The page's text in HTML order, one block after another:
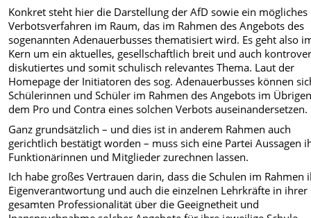
Konkret steht hier die Darstellung der AfD sowie ein mögliches
Verbotsverfahren im Raum, das im Rahmen des Angebots des
sogenannten Adenauerbusses thematisiert wird. Es geht also
Kern um ein aktuelles, gesellschaftlich breit und auch
diskutiertes und somit schulisch relevantes Thema. Laut der
Homepage der Initiatoren des sog. Adenauerbusses können
Schülerinnen und Schüler im Rahmen des Angebots im
dem Pro und Contra eines solchen Verbots auseinandersetzen.
Ganz grundsätzlich – und dies ist in anderem Rahmen auch
gerichtlich bestätigt worden – muss sich eine Partei Aussagen
Funktionärinnen und Mitglieder zurechnen lassen.
Ich habe großes Vertrauen darin, dass die Schulen im Rahmen
Eigenverantwortung und auch die einzelnen Lehrkräfte in ihrer
gesamten Professionalität über die Geeignetheit und